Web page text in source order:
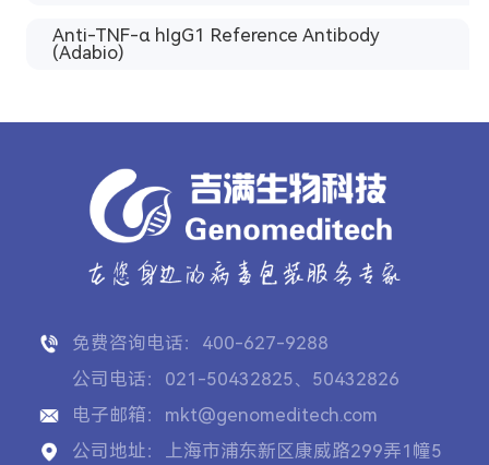
Anti-TNF-α hIgG1 Reference Antibody
(Adabio)
免费咨询电话：400-627-9288
公司电话：021-50432825、50432826
电子邮箱：mkt@genomeditech.com
公司地址：上海市浦东新区康威路299弄1幢5